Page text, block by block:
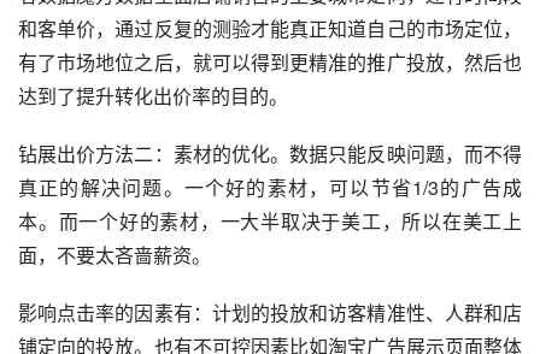
和客单价，通过反复的测验才能真正知道自己的市场定位，
有了市场地位之后，就可以得到更精准的推广投放，然后也
达到了提升转化出价率的目的。
钻展出价方法二：素材的优化。数据只能反映问题，而不得
真正的解决问题。一个好的素材，可以节省1/3的广告成
本。而一个好的素材，一大半取决于美工，所以在美工上
面，不要太吝啬薪资。
影响点击率的因素有：计划的投放和访客精准性、人群和店
铺定向的投放。也有不可控因素比如淘宝广告展示页面整体